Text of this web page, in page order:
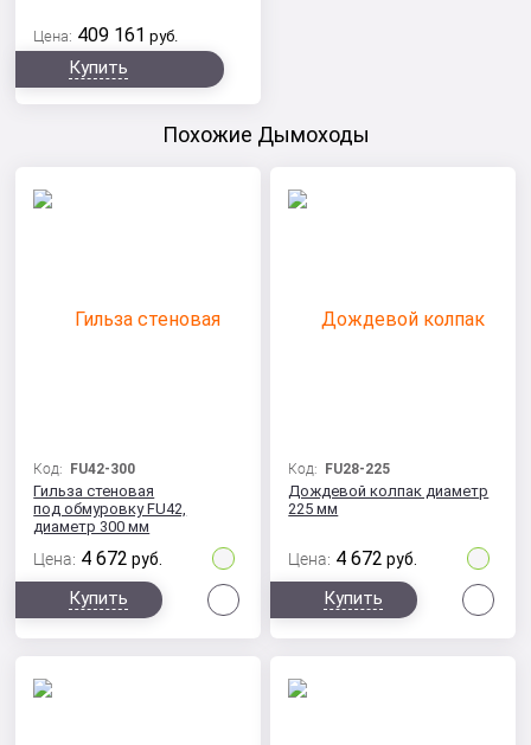
Цена: 409 161 руб.
Купить
Похожие Дымоходы
Код: FU42-300
Гильза стеновая
под обмуровку FU42,
диаметр 300 мм
Цена: 4 672 руб.
Купить
Код: FU28-225
Дождевой колпак диаметр
225 мм
Цена: 4 672 руб.
Купить